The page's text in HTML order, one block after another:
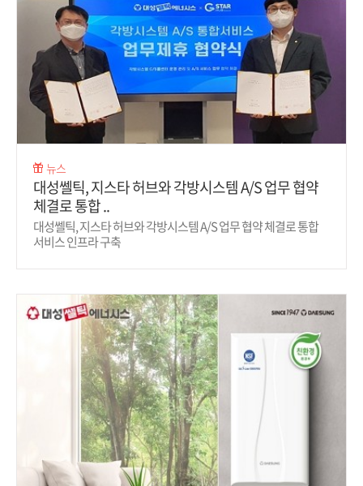
뉴스
대성쎌틱, 지스타 허브와 각방시스템 A/S 업무 협약
체결로 통합 ..
대성쎌틱, 지스타 허브와 각방시스템 A/S 업무 협약 체결로 통합
서비스 인프라 구축